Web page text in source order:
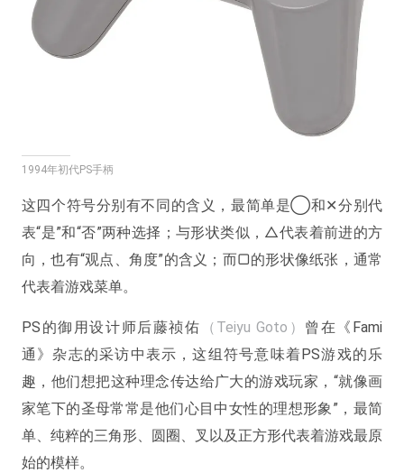
1994年初代PS手柄
这四个符号分别有不同的含义，最简单是◯和✕分别代
表“是”和“否”两种选择；与形状类似，△代表着前进的方
向，也有“观点、角度”的含义；而▢的形状像纸张，通常
代表着游戏菜单。
PS的御用设计师后藤祯佑 （Teiyu Goto） 曾在《Fami
通》杂志的采访中表示，这组符号意味着PS游戏的乐
趣，他们想把这种理念传达给广大的游戏玩家，“就像画
家笔下的圣母常常是他们心目中女性的理想形象”，最简
单、纯粹的三角形、圆圈、叉以及正方形代表着游戏最原
始的模样。